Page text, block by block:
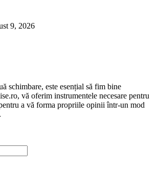
9, 2026
schimbare, este esențial să fim bine
vă oferim instrumentele necesare pentru
a vă forma propriile opinii într-un mod